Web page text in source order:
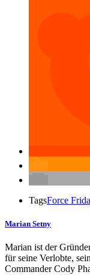
TagsForce
Marian Setny
Marian ist der
für seine Verlobte,
Commander Cody